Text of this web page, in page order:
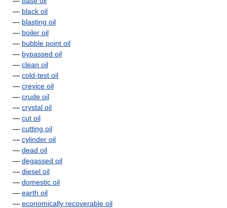
— black oil
— blasting oil
— boiler oil
— bubble point oil
— bypassed oil
— clean oil
— cold-test oil
— crevice oil
— crude oil
— crystal oil
— cut oil
— cutting oil
— cylinder oil
— dead oil
— degassed oil
— diesel oil
— domestic oil
— earth oil
— economically recoverable oil